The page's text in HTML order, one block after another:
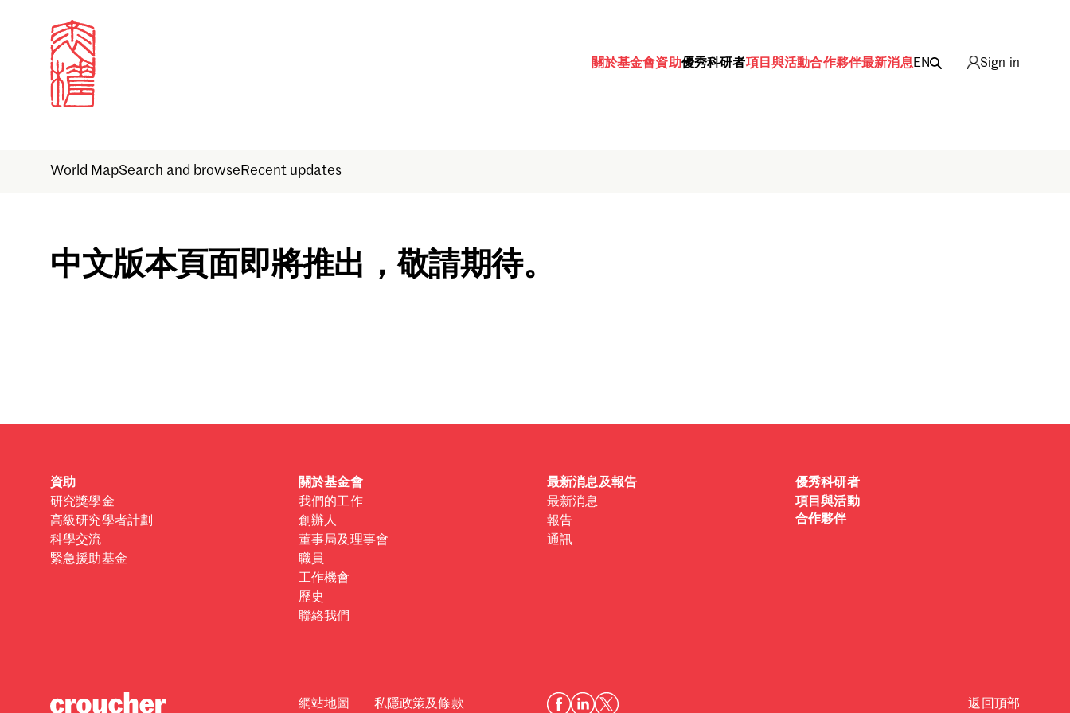
關於基金會資助優秀科研者項目與活動合作夥伴最新消息EN Sign in
World MapSearch and browse Recent updates
Sign in
中文版本頁面即將推出，敬請期待。
資助
研究獎學金
高級研究學者計劃
科學交流
緊急援助基金
關於基金會
我們的工作
創辦人
董事局及理事會
職員
工作機會
歷史
聯絡我們
最新消息及報告
最新消息
報告
通訊
優秀科研者
項目與活動
合作夥伴
網站地圖 私隱政策及條款 返回頂部